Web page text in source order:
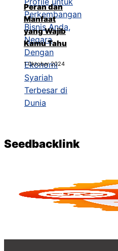
Peran dan
Manfaat
yang Wajib
Kamu Tahu
1 Oktober 2024
Seedbacklink